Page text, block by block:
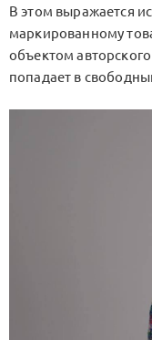
В этом выражается
маркированному
объектом
попадает в